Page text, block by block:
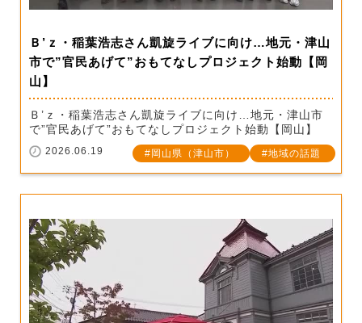
Ｂ’ｚ・稲葉浩志さん凱旋ライブに向け…地元・津山
市で”官民あげて”おもてなしプロジェクト始動【岡
山】
Ｂ’ｚ・稲葉浩志さん凱旋ライブに向け…地元・津山市
で”官民あげて”おもてなしプロジェクト始動【岡山】
2026.06.19 岡山県（津山市） 地域の話題